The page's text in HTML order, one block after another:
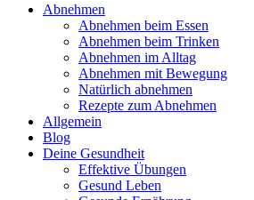
Abnehmen
Abnehmen beim Essen
Abnehmen beim Trinken
Abnehmen im Alltag
Abnehmen mit Bewegung
Natürlich abnehmen
Rezepte zum Abnehmen
Allgemein
Blog
Deine Gesundheit
Effektive Übungen
Gesund Leben